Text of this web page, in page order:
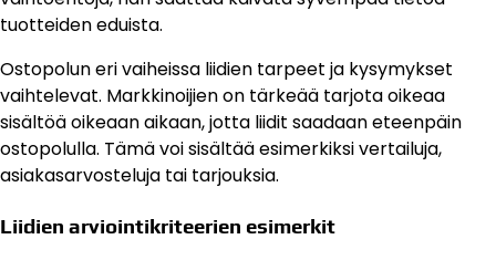
tuotteiden eduista.
Ostopolun eri vaiheissa liidien tarpeet ja kysymykset
vaihtelevat. Markkinoijien on tärkeää tarjota oikeaa
sisältöä oikeaan aikaan, jotta liidit saadaan eteenpäin
ostopolulla. Tämä voi sisältää esimerkiksi vertailuja,
asiakasarvosteluja tai tarjouksia.
Liidien arviointikriteerien esimerkit